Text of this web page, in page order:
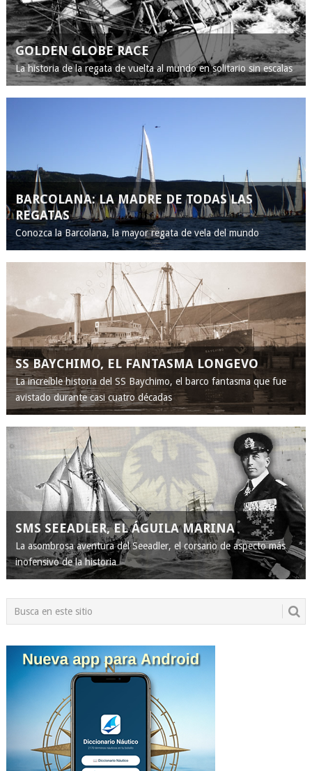
GOLDEN GLOBE RACE
La historia de la regata de vuelta al mundo en solitario sin escalas
BARCOLANA: LA MADRE DE TODAS LAS
REGATAS
Conozca la Barcolana, la mayor regata de vela del mundo
SS BAYCHIMO, EL FANTASMA LONGEVO
La increíble historia del SS Baychimo, el barco fantasma que fue
avistado durante casi cuatro décadas
SMS SEEADLER, EL ÁGUILA MARINA
La asombrosa aventura del Seeadler, el corsario de aspecto más
inofensivo de la historia